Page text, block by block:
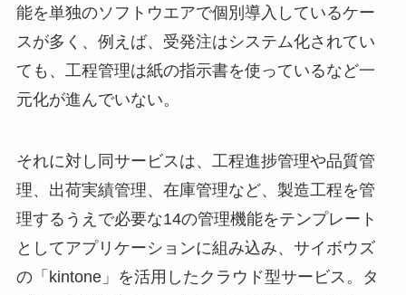
能を単独のソフトウエアで個別導入しているケー
スが多く、例えば、受発注はシステム化されてい
ても、工程管理は紙の指示書を使っているなど一
元化が進んでいない。
それに対し同サービスは、工程進捗管理や品質管
理、出荷実績管理、在庫管理など、製造工程を管
理するうえで必要な14の管理機能をテンプレート
としてアプリケーションに組み込み、サイボウズ
の「kintone」を活用したクラウド型サービス。タ